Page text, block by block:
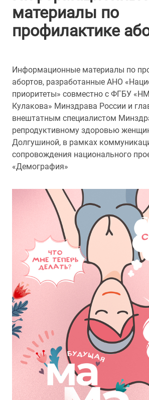
материалы по
профилактике
Информационные материалы по
абортов, разработанные АНО
приоритеты» совместно с ФГБУ
Кулакова» Минздрава России и
внештатным специалистом
репродуктивному здоровью
Долгушиной, в рамках
сопровождения национального
«Демография»